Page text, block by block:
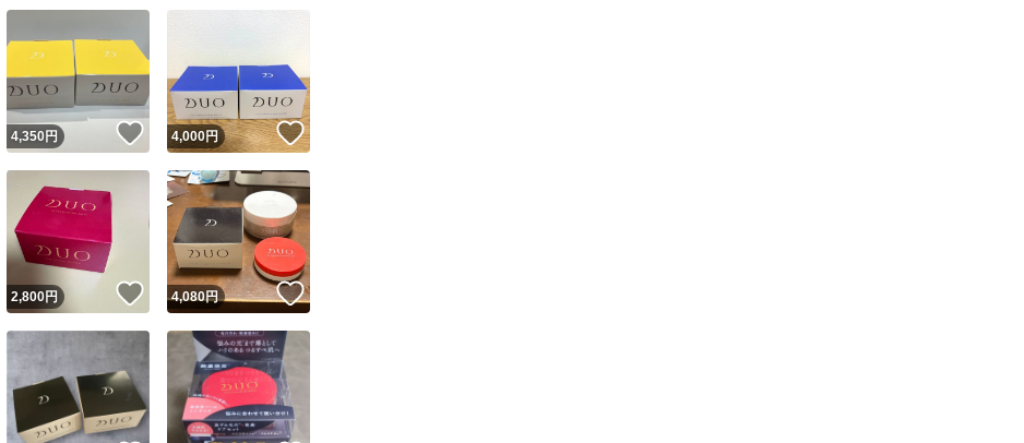
ユーザーの実績について
フリマが定めた一定の基準を満たしたユーザーにバッジを付与しています
取引出品者
安心取引出品者 Yahoo!フリマの基準をクリアした安心・安全なユーザーです
この商品の情報をコピーします
いね！
4,350円 いいね！
4,000円 いいね！
いね！
2,800円 いいね！
4,080円 いいね！